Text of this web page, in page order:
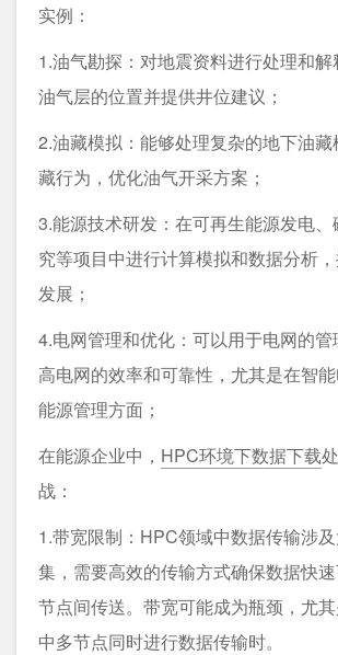
实例：
1.油气勘探：对地震资料进行处理和
油气层的位置并提供井位建议；
2.油藏模拟：能够处理复杂的地下油
藏行为，优化油气开采方案；
3.能源技术研发：在可再生能源发电
究等项目中进行计算模拟和数据分析
发展；
4.电网管理和优化：可以用于电网的
高电网的效率和可靠性，尤其是在智
能源管理方面；
在能源企业中， HPC环境下数据下载
战：
1.带宽限制：HPC领域中数据传输涉
集，需要高效的传输方式确保数据快
节点间传送。带宽可能成为瓶颈，尤
中多节点同时进行数据传输时。